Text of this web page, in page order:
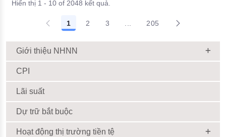
Hiển thị 1 - 10 of 2048 kết quả.
1 2 3 ... 205
Giới thiệu NHNN
CPI
Lãi suất
Dự trữ bắt buộc
Hoạt động thị trường tiền tệ